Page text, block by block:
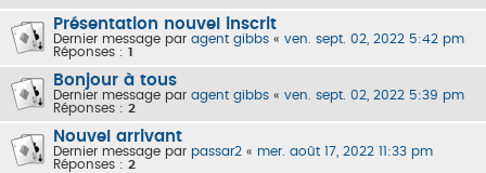
Présentation nouvel inscrit
Dernier message par agent gibbs « ven. sept. 02, 2022 5:42 pm
Réponses : 1
Bonjour à tous
Dernier message par agent gibbs « ven. sept. 02, 2022 5:39 pm
Réponses : 2
Nouvel arrivant
Dernier message par passar2 « mer. août 17, 2022 11:33 pm
Réponses : 2